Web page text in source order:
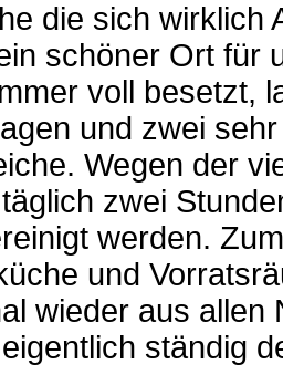
die sich wirklich
schöner Ort für
voll besetzt,
und zwei
Wegen der
zwei
werden.
und
wieder aus allen
ständig